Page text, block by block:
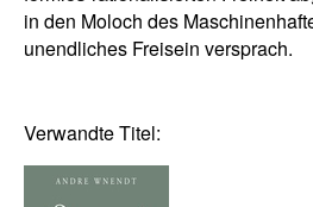
in den Moloch des
unendliches Freisein versprach.
Verwandte Titel: